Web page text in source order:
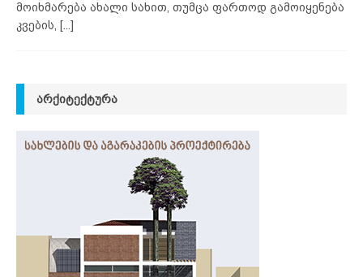
მოიხმარება ახალი სახით, თუმცა ფართოდ გამოიყენება
კვების, [...]
ᲐᲠᲥᲘᲢᲔᲥᲢᲣᲠᲐ